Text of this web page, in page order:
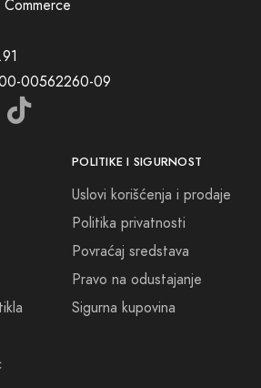
00562260-09
POLITIKE I SIGURNOST
Uslovi korišćenja i prodaje
Politika privatnosti
Povraćaj sredstava
Pravo na odustajanje
Sigurna kupovina